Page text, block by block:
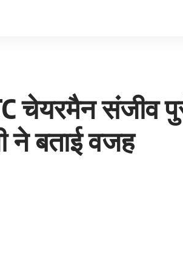
चेयरमैन संजीव
ने बताई वजह